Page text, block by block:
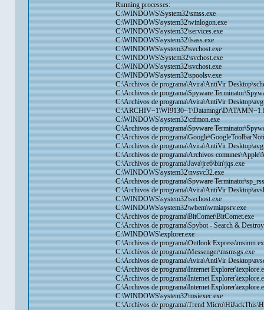
Running processes:
C:\WINDOWS\System32\smss.exe
C:\WINDOWS\system32\winlogon.exe
C:\WINDOWS\system32\services.exe
C:\WINDOWS\system32\lsass.exe
C:\WINDOWS\system32\svchost.exe
C:\WINDOWS\System32\svchost.exe
C:\WINDOWS\system32\svchost.exe
C:\WINDOWS\system32\spoolsv.exe
C:\Archivos de programa\Avira\AntiVir
C:\Archivos de programa\Spyware
C:\Archivos de programa\Avira\AntiVir
C:\WINDOWS\system32\ctfmon.exe
C:\Archivos de programa\Spyware
C:\Archivos de
C:\Archivos de programa\Avira\AntiVir
C:\Archivos de programa\Archivos
C:\Archivos de programa\Java\jre6\bin\jqs.exe
C:\WINDOWS\system32\nvsvc32.exe
C:\Archivos de programa\Spyware
C:\Archivos de programa\Avira\AntiVir
C:\WINDOWS\system32\svchost.exe
C:\WINDOWS\system32\wbem\wmiapsrv.exe
C:\Archivos de programa\BitComet\BitComet.exe
C:\Archivos de programa\Spybot - Search &
C:\WINDOWS\explorer.exe
C:\Archivos de programa\Outlook
C:\Archivos de programa\Messenger\msmsgs.exe
C:\Archivos de programa\Avira\AntiVir
C:\Archivos de programa\Internet
C:\Archivos de programa\Internet
C:\Archivos de programa\Internet
C:\WINDOWS\system32\msiexec.exe
C:\Archivos de programa\Trend